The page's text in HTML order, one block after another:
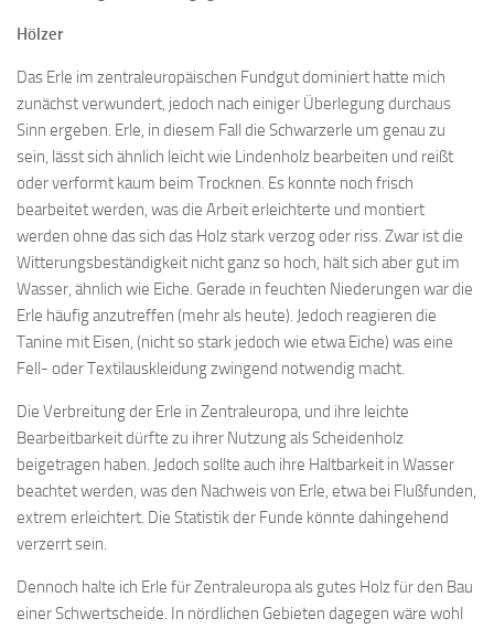
Hölzer
Das Erle im zentraleuropäischen Fundgut dominiert hatte mich
zunächst verwundert, jedoch nach einiger Überlegung durchaus
Sinn ergeben. Erle, in diesem Fall die Schwarzerle um genau zu
sein, lässt sich ähnlich leicht wie Lindenholz bearbeiten und reißt
oder verformt kaum beim Trocknen. Es konnte noch frisch
bearbeitet werden, was die Arbeit erleichterte und montiert
werden ohne das sich das Holz stark verzog oder riss. Zwar ist die
Witterungsbeständigkeit nicht ganz so hoch, hält sich aber gut im
Wasser, ähnlich wie Eiche. Gerade in feuchten Niederungen war die
Erle häufig anzutreffen (mehr als heute). Jedoch reagieren die
Tanine mit Eisen, (nicht so stark jedoch wie etwa Eiche) was eine
Fell- oder Textilauskleidung zwingend notwendig macht.
Die Verbreitung der Erle in Zentraleuropa, und ihre leichte
Bearbeitbarkeit dürfte zu ihrer Nutzung als Scheidenholz
beigetragen haben. Jedoch sollte auch ihre Haltbarkeit in Wasser
beachtet werden, was den Nachweis von Erle, etwa bei Flußfunden,
extrem erleichtert. Die Statistik der Funde könnte dahingehend
verzerrt sein.
Dennoch halte ich Erle für Zentraleuropa als gutes Holz für den Bau
einer Schwertscheide. In nördlichen Gebieten dagegen wäre wohl